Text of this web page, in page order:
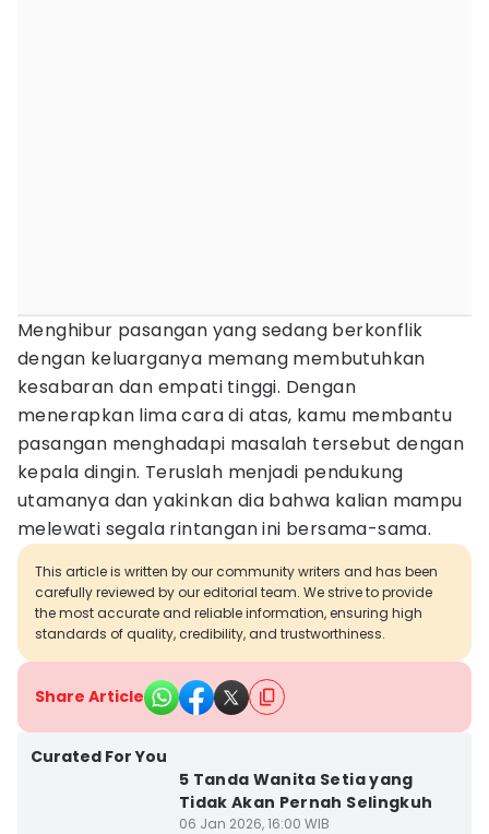
Menghibur pasangan yang sedang berkonflik
dengan keluarganya memang membutuhkan
kesabaran dan empati tinggi. Dengan
menerapkan lima cara di atas, kamu membantu
pasangan menghadapi masalah tersebut dengan
kepala dingin. Teruslah menjadi pendukung
utamanya dan yakinkan dia bahwa kalian mampu
melewati segala rintangan ini bersama-sama.
This article is written by our community writers and has been
carefully reviewed by our editorial team. We strive to provide
the most accurate and reliable information, ensuring high
standards of quality, credibility, and trustworthiness.
Share Article
Curated For You
5 Tanda Wanita Setia yang
Tidak Akan Pernah Selingkuh
06 Jan 2026, 16:00 WIB